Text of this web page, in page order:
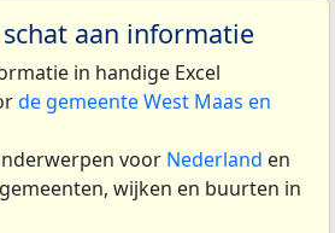
aan informatie
in handige Excel
de gemeente West Maas en
voor Nederland en
wijken en buurten in